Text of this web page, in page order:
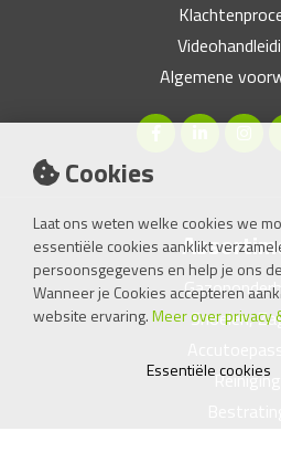
Cookies
Laat ons weten welke cookies we
essentiële cookies aanklikt
persoonsgegevens en help je ons
Wanneer je Cookies accepteren
website ervaring.Meer over privacy
Essentiële cookies
Algemene
Snoeien,
Reiniging